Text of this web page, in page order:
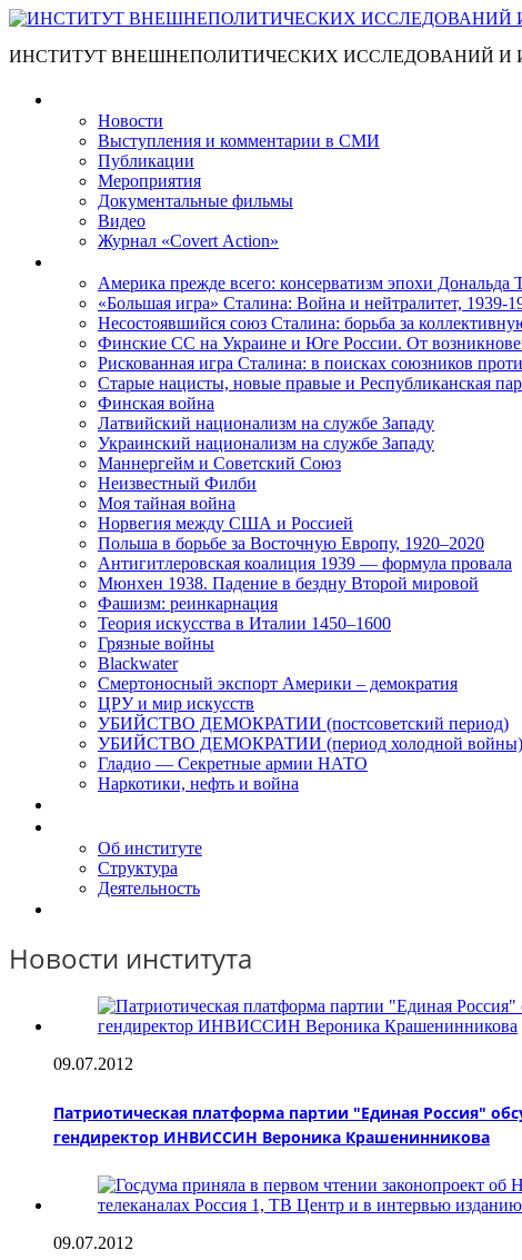
ИНСТИТУТ ВНЕШНЕПОЛИТИЧЕСКИХ ИССЛЕДОВАНИЙ И
Новости
Выступления и коммента­рии в СМИ
Публикации
Мероприятия
Документальные фильмы
Видео
Журнал «Covert Action»
Америка прежде всего: консерватизм эпохи Дональда
«Большая игра» Сталина: Война и нейтралитет, 1939-
Несостоявшийся союз Сталина: борьба за
Финские СС на Украине и Юге России. От
Рискованная игра Сталина: в поисках союзников
Старые нацисты, новые правые и Республиканская
Финская война
Латвийский национализм на службе Западу
Украинский национализм на службе Западу
Маннергейм и Советский Союз
Неизвестный Филби
Моя тайная война
Норвегия между США и Россией
Польша в борьбе за Восточную Европу, 1920–2020
Антигитлеровская коалиция 1939 — формула провала
Мюнхен 1938. Падение в бездну Второй мировой
Фашизм: реинкарнация
Теория искусства в Италии 1450–1600
Грязные войны
Blackwater
Смертоносный экспорт Америки – демократия
ЦРУ и мир искусств
УБИЙСТВО ДЕМОКРАТИИ (постсоветский период)
УБИЙСТВО ДЕМОКРАТИИ (период холодной войны)
Гладио — Секретные армии НАТО
Наркотики, нефть и война
Об институте
Структура
Деятельность
Новости института
09.07.2012
Патриотическая платформа партии "Единая Россия"
гендиректор ИНВИССИН Вероника Крашенинникова
09.07.2012